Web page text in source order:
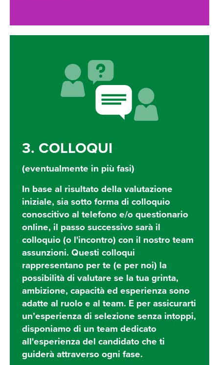
3. COLLOQUI
(eventualmente in più fasi)
In base al risultato della valutazione
iniziale, sia sotto forma di colloquio
conoscitivo al telefono e/o questionario
online, il passo successivo sarà il
colloquio (o l'incontro) con il nostro team
assunzioni. Questi colloqui
rappresentano per te (e per noi) la
possibilità di valutare se la tua grinta,
ambizione, capacità ed esperienza sono
adatte al ruolo e al team. E per assicurarti
un’esperienza di selezione senza intoppi,
disponiamo di un team dedicato
all'esperienza del candidato che ti
guiderà attraverso ogni fase.